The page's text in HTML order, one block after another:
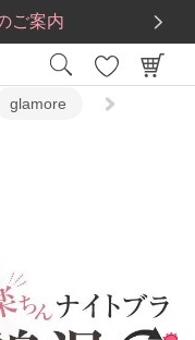
ご案内
料
glamore